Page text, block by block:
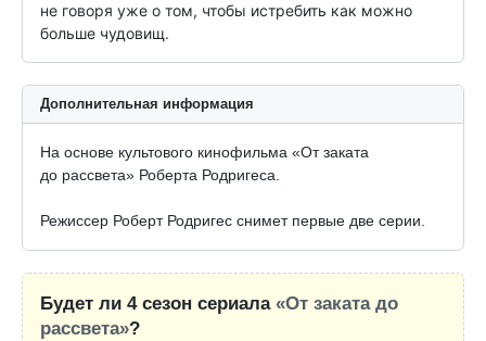
не говоря уже о том, чтобы истребить как можно
больше чудовищ.
Дополнительная информация
На основе культового кинофильма «От заката
до рассвета» Роберта Родригеса.
Режиссер Роберт Родригес снимет первые две серии.
Будет ли 4 сезон сериала «От заката до
рассвета»?